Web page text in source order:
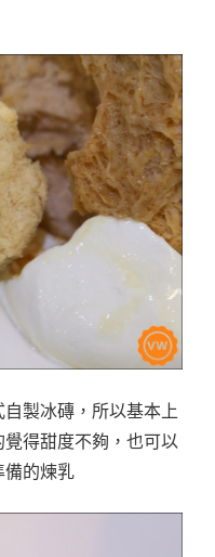
製冰磚，所以基本上
得甜度不夠，也可以
備的煉乳